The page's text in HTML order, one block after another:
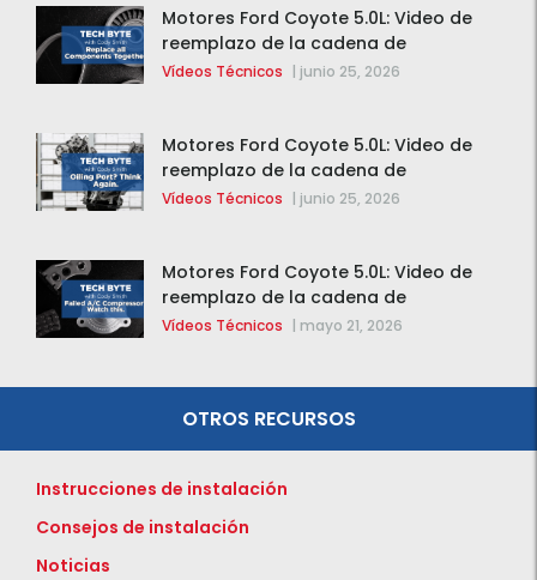
Motores Ford Coyote 5.0L: Video de
reemplazo de la cadena de
distribución de la F-150 2015 – 2020
Vídeos Técnicos | junio 25, 2026
Motores Ford Coyote 5.0L: Video de
reemplazo de la cadena de
distribución de la F-150 2015 – 2020
Vídeos Técnicos | junio 25, 2026
Motores Ford Coyote 5.0L: Video de
reemplazo de la cadena de
distribución de la F-150 2015 – 2020
Vídeos Técnicos | mayo 21, 2026
OTROS RECURSOS
Instrucciones de instalación
Consejos de instalación
Noticias